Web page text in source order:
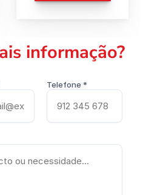
informação?
Telefone *